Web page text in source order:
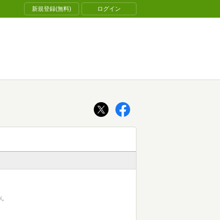
新規登録(無料) ログイン